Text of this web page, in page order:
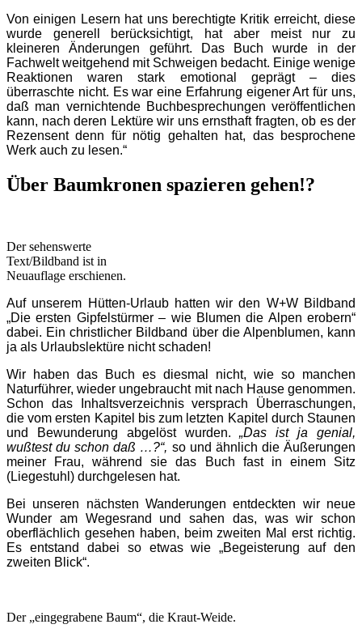
Von einigen Lesern hat uns berechtigte Kritik erreicht, diese
wurde generell berücksichtigt, hat aber meist nur zu
kleineren Änderungen geführt. Das Buch wurde in der
Fachwelt weitgehend mit Schweigen bedacht. Einige wenige
Reaktionen waren stark emotional geprägt – dies
überraschte nicht. Es war eine Erfahrung eigener Art für uns,
daß man vernichtende Buchbesprechungen veröffentlichen
kann, nach deren Lektüre wir uns ernsthaft fragten, ob es der
Rezensent denn für nötig gehalten hat, das besprochene
Werk auch zu lesen.“
Über Baumkronen spazieren gehen!?
Der sehenswerte
Text/Bildband ist in
Neuauflage erschienen.
Auf unserem Hütten-Urlaub hatten wir den W+W Bildband
„Die ersten Gipfelstürmer – wie Blumen die Alpen erobern“
dabei. Ein christlicher Bildband über die Alpenblumen, kann
ja als Urlaubslektüre nicht schaden!
Wir haben das Buch es diesmal nicht, wie so manchen
Naturführer, wieder ungebraucht mit nach Hause genommen.
Schon das Inhaltsverzeichnis versprach Überraschungen,
die vom ersten Kapitel bis zum letzten Kapitel durch Staunen
und Bewunderung abgelöst wurden.„Das ist ja genial,
wußtest du schon daß …?“, so und ähnlich die Äußerungen
meiner Frau, während sie das Buch fast in einem Sitz
(Liegestuhl) durchgelesen hat.
Bei unseren nächsten Wanderungen entdeckten wir neue
Wunder am Wegesrand und sahen das, was wir schon
oberflächlich gesehen haben, beim zweiten Mal erst richtig.
Es entstand dabei so etwas wie „Begeisterung auf den
zweiten Blick“.
Der „eingegrabene Baum“, die Kraut-Weide.